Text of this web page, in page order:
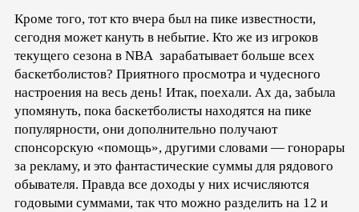
Кроме того, тот кто вчера был на пике известности,
сегодня может кануть в небытие. Кто же из игроков
текущего сезона в NBA зарабатывает больше всех
баскетболистов? Приятного просмотра и чудесного
настроения на весь день! Итак, поехали. Ах да, забыла
упомянуть, пока баскетболисты находятся на пике
популярности, они дополнительно получают
спонсорскую «помощь», другими словами — гонорары
за рекламу, и это фантастические суммы для рядового
обывателя. Правда все доходы у них исчисляются
годовыми суммами, так что можно разделить на 12 и